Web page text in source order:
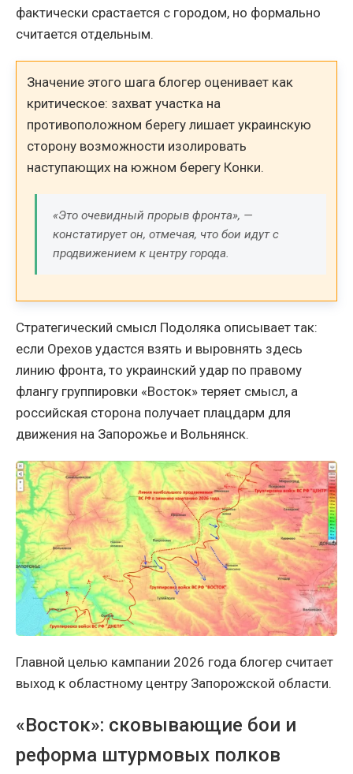
фактически срастается с городом, но формально
считается отдельным.
Значение этого шага блогер оценивает как
критическое: захват участка на
противоположном берегу лишает украинскую
сторону возможности изолировать
наступающих на южном берегу Конки.
«Это очевидный прорыв фронта», —
констатирует он, отмечая, что бои идут с
продвижением к центру города.
Стратегический смысл Подоляка описывает так:
если Орехов удастся взять и выровнять здесь
линию фронта, то украинский удар по правому
флангу группировки «Восток» теряет смысл, а
российская сторона получает плацдарм для
движения на Запорожье и Вольнянск.
Главной целью кампании 2026 года блогер считает
выход к областному центру Запорожской области.
«Восток»: сковывающие бои и
реформа штурмовых полков